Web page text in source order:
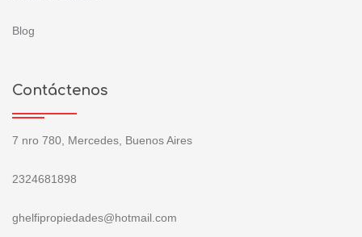
Blog
Contáctenos
7 nro 780, Mercedes, Buenos Aires
2324681898
ghelfipropiedades@hotmail.com